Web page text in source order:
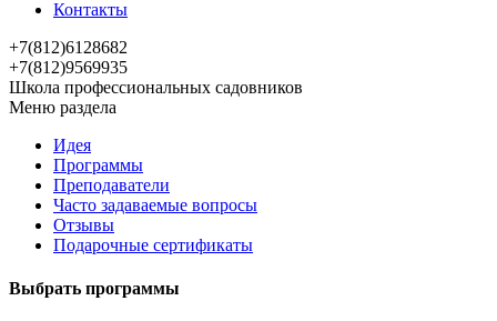
Контакты
+7(812)6128682
+7(812)9569935
Школа профессиональных садовников
Меню раздела
Идея
Программы
Преподаватели
Часто задаваемые вопросы
Отзывы
Подарочные сертификаты
Выбрать программы